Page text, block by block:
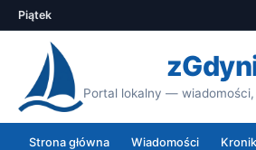
Piątek
Portal lokalny — wiadomości,
Strona główna Wiadomości